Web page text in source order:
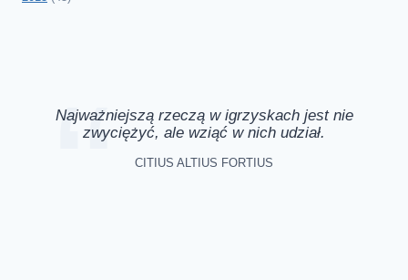
Najważniejszą rzeczą w igrzyskach jest nie
zwyciężyć, ale wziąć w nich udział.
CITIUS ALTIUS FORTIUS